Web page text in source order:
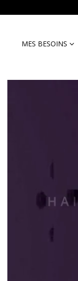
MES BESOINS